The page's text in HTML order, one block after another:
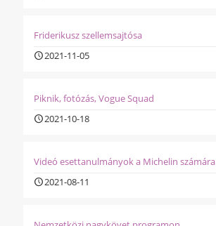
Friderikusz szellemsajtósa
2021-11-05
Piknik, fotózás, Vogue Squad
2021-10-18
Videó esettanulmányok a Michelin számára
2021-08-11